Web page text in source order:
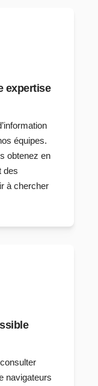
expertise
équipes.
obtenez en
des
à chercher
navigateurs